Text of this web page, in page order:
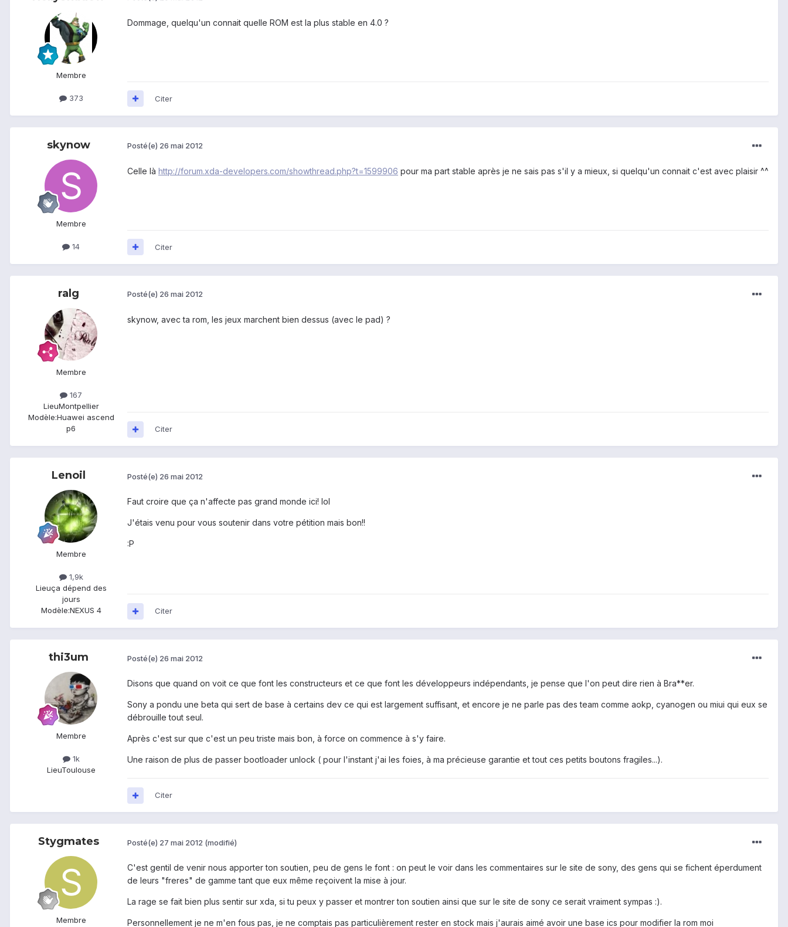
Membre
373
Dommage, quelqu'un connait quelle ROM est la plus stable en 4.0 ?
Citer
skynow
Membre
14
Posté(e) 26 mai 2012
Celle là http://forum.xda-developers.com/showthread.php?t=1599906 pour ma part stable après je ne sais pas s'il y a mieux, si quelqu'un connait c'est avec plaisir ^^
Citer
ralg
Membre
167
LieuMontpellier
Modèle:Huawei ascend
p6
Posté(e) 26 mai 2012
skynow, avec ta rom, les jeux marchent bien dessus (avec le pad) ?
Citer
Lenoil
Membre
1,9k
Lieuça dépend des
jours
Modèle:NEXUS 4
Posté(e) 26 mai 2012
Faut croire que ça n'affecte pas grand monde ici! lol
J'étais venu pour vous soutenir dans votre pétition mais bon!!
:P
Citer
thi3um
Membre
1k
LieuToulouse
Posté(e) 26 mai 2012
Disons que quand on voit ce que font les constructeurs et ce que font les développeurs indépendants, je pense que l'on peut dire rien à Bra**er.
Sony a pondu une beta qui sert de base à certains dev ce qui est largement suffisant, et encore je ne parle pas des team comme aokp, cyanogen ou miui qui eux se
débrouille tout seul.
Après c'est sur que c'est un peu triste mais bon, à force on commence à s'y faire.
Une raison de plus de passer bootloader unlock ( pour l'instant j'ai les foies, à ma précieuse garantie et tout ces petits boutons fragiles...).
Citer
Stygmates
Membre
Posté(e) 27 mai 2012 (modifié)
C'est gentil de venir nous apporter ton soutien, peu de gens le font : on peut le voir dans les commentaires sur le site de sony, des gens qui se fichent éperdument
de leurs "freres" de gamme tant que eux même reçoivent la mise à jour.
La rage se fait bien plus sentir sur xda, si tu peux y passer et montrer ton soutien ainsi que sur le site de sony ce serait vraiment sympas :).
Personnellement je ne m'en fous pas, je ne comptais pas particulièrement rester en stock mais j'aurais aimé avoir une base ics pour modifier la rom moi